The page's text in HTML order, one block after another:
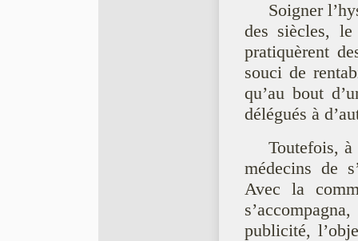
Soigner
des siècles, le
pratiquèrent
souci de
qu’au bout
délégués à
Toutefois,
médecins de
Avec la
publicité,